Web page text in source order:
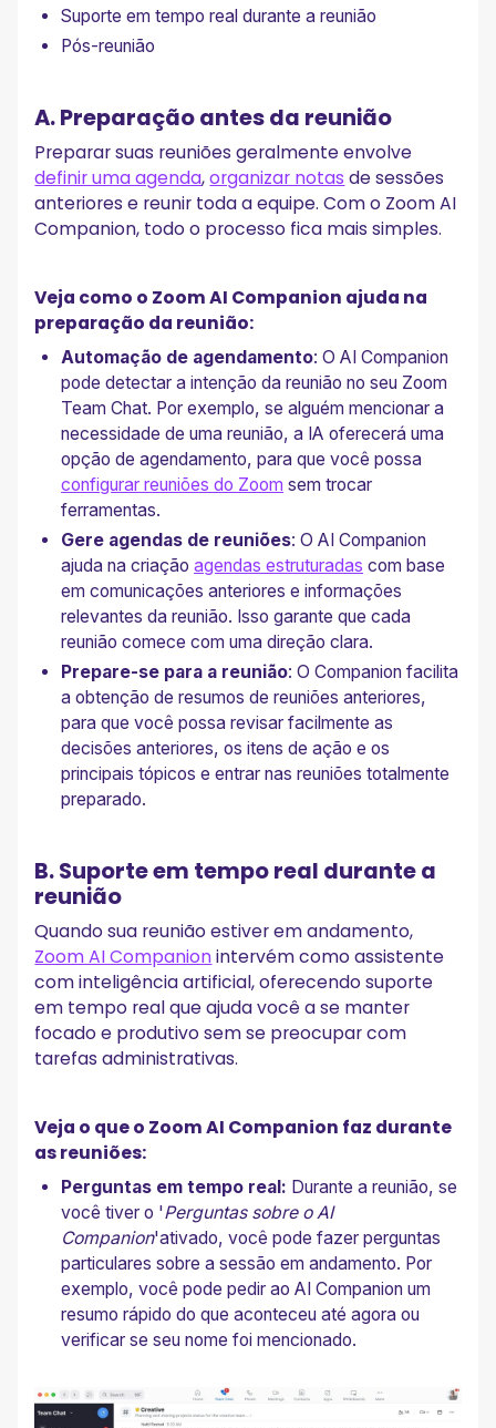
Suporte em tempo real durante a reunião
Pós-reunião
A. Preparação antes da reunião
Preparar suas reuniões geralmente envolve
definir uma agenda,organizar notas de sessões
anteriores e reunir toda a equipe. Com o Zoom AI
Companion, todo o processo fica mais simples.
Veja como o Zoom AI Companion ajuda na
preparação da reunião:
Automação de agendamento: O AI Companion
pode detectar a intenção da reunião no seu Zoom
Team Chat. Por exemplo, se alguém mencionar a
necessidade de uma reunião, a IA oferecerá uma
opção de agendamento, para que você possa
configurar reuniões do Zoom sem trocar
ferramentas.
Gere agendas de reuniões: O AI Companion
ajuda na criaçãoagendas estruturadas com base
em comunicações anteriores e informações
relevantes da reunião. Isso garante que cada
reunião comece com uma direção clara.
Prepare-se para a reunião: O Companion facilita
a obtenção de resumos de reuniões anteriores,
para que você possa revisar facilmente as
decisões anteriores, os itens de ação e os
principais tópicos e entrar nas reuniões totalmente
preparado.
B. Suporte em tempo real durante a
reunião
Quando sua reunião estiver em andamento,
Zoom AI Companionintervém como assistente
com inteligência artificial, oferecendo suporte
em tempo real que ajuda você a se manter
focado e produtivo sem se preocupar com
tarefas administrativas.
Veja o que o Zoom AI Companion faz durante
as reuniões:
Perguntas em tempo real: Durante a reunião, se
você tiver o 'Perguntas sobre o AI
Companion'ativado, você pode fazer perguntas
particulares sobre a sessão em andamento. Por
exemplo, você pode pedir ao AI Companion um
resumo rápido do que aconteceu até agora ou
verificar se seu nome foi mencionado.